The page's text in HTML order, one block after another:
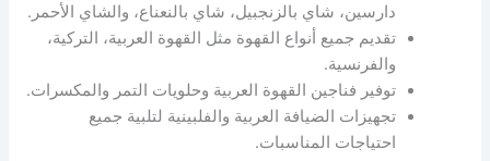
دارسين، شاي بالزنجبيل، شاي بالنعناع، والشاي الأحمر.
تقديم جميع أنواع القهوة مثل القهوة العربية، التركية،
والفرنسية.
توفير فناجين القهوة العربية وحلويات التمر والمكسرات.
تجهيزات الضيافة العربية والفلبينية لتلبية جميع
احتياجات المناسبات.